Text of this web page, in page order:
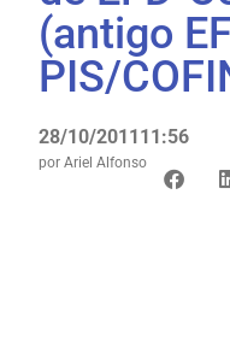
(antigo
PIS/
28/10/201111:56
por Ariel Alfonso